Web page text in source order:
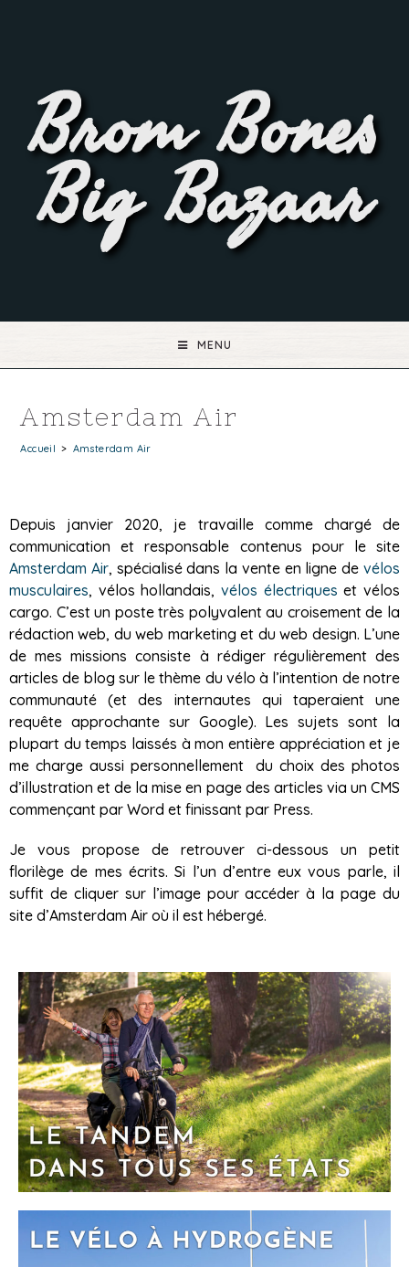
Brom Bones
Big Bazaar
MENU
Amsterdam Air
Accueil > Amsterdam Air
Depuis janvier 2020, je travaille comme chargé de
communication et responsable contenus pour le site
Amsterdam Air, spécialisé dans la vente en ligne devélos
musculaires, vélos hollandais, vélos électriques et vélos
cargo. C’est un poste très polyvalent au croisement de la
rédaction web, du web marketing et du web design. L’une
de mes missions consiste à rédiger régulièrement des
articles de blog sur le thème du vélo à l’intention de notre
communauté (et des internautes qui taperaient une
requête approchante sur Google). Les sujets sont la
plupart du temps laissés à mon entière appréciation et je
me charge aussi personnellement du choix des photos
d’illustration et de la mise en page des articles via un CMS
commençant par Word et finissant par Press.
Je vous propose de retrouver ci-dessous un petit
florilège de mes écrits. Si l’un d’entre eux vous parle, il
suffit de cliquer sur l’image pour accéder à la page du
site d’Amsterdam Air où il est hébergé.